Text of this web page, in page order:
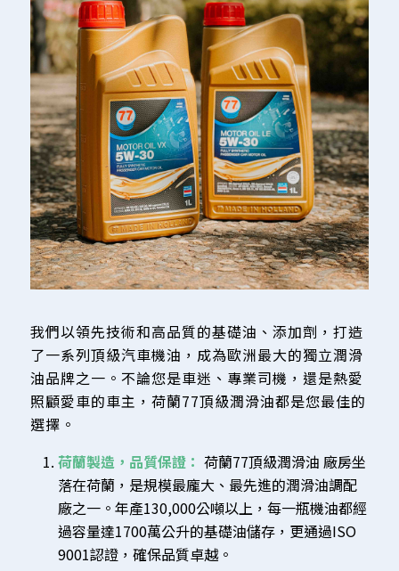
我們以領先技術和高品質的基礎油、添加劑，打造
了一系列頂級汽車機油，成為歐洲最大的獨立潤滑
油品牌之一。不論您是車迷、專業司機，還是熱愛
照顧愛車的車主，荷蘭77頂級潤滑油都是您最佳的
選擇。
荷蘭製造，品質保證： 荷蘭77頂級潤滑油 廠房坐
落在荷蘭，是規模最龐大、最先進的潤滑油調配
廠之一。年產130,000公噸以上，每一瓶機油都經
過容量達1700萬公升的基礎油儲存，更通過ISO
9001認證，確保品質卓越。